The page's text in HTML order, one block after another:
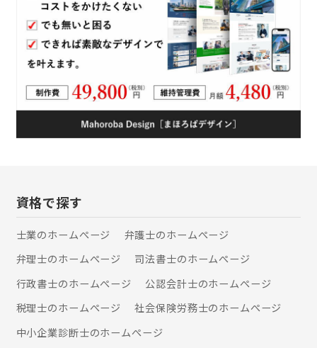
資格で探す
士業のホームぺージ
弁護士のホームぺージ
弁理士のホームぺージ
司法書士のホームぺージ
行政書士のホームぺージ
公認会計士のホームぺージ
税理士のホームぺージ
社会保険労務士のホームぺージ
中小企業診断士のホームぺージ